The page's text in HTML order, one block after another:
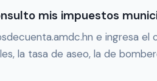
mis impuestos
e ingresa
la tasa de aseo, la de